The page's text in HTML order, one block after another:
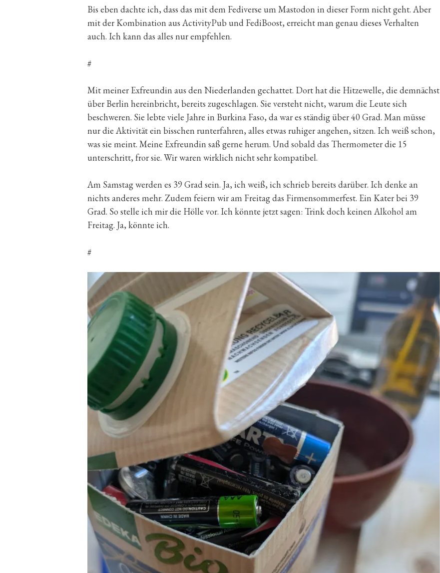
Bis eben dachte ich, dass das mit dem Fediverse um Mastodon in dieser Form nicht geht. Aber
mit der Kombination aus ActivityPub und FediBoost, erreicht man genau dieses Verhalten
auch. Ich kann das alles nur empfehlen.
#
Mit meiner Exfreundin aus den Niederlanden gechattet. Dort hat die Hitzewelle, die demnächst
über Berlin hereinbricht, bereits zugeschlagen. Sie versteht nicht, warum die Leute sich
beschweren. Sie lebte viele Jahre in Burkina Faso, da war es ständig über 40 Grad. Man müsse
nur die Aktivität ein bisschen runterfahren, alles etwas ruhiger angehen, sitzen. Ich weiß schon,
was sie meint. Meine Exfreundin saß gerne herum. Und sobald das Thermometer die 15
unterschritt, fror sie. Wir waren wirklich nicht sehr kompatibel.
Am Samstag werden es 39 Grad sein. Ja, ich weiß, ich schrieb bereits darüber. Ich denke an
nichts anderes mehr. Zudem feiern wir am Freitag das Firmensommerfest. Ein Kater bei 39
Grad. So stelle ich mir die Hölle vor. Ich könnte jetzt sagen: Trink doch keinen Alkohol am
Freitag. Ja, könnte ich.
#